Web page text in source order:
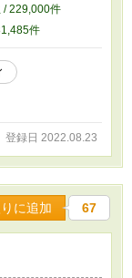
は運命に抗う
ます *コメディ
ョロ助です ム
/ 229,000件
件
登録日 2022.08.23
に追加 67